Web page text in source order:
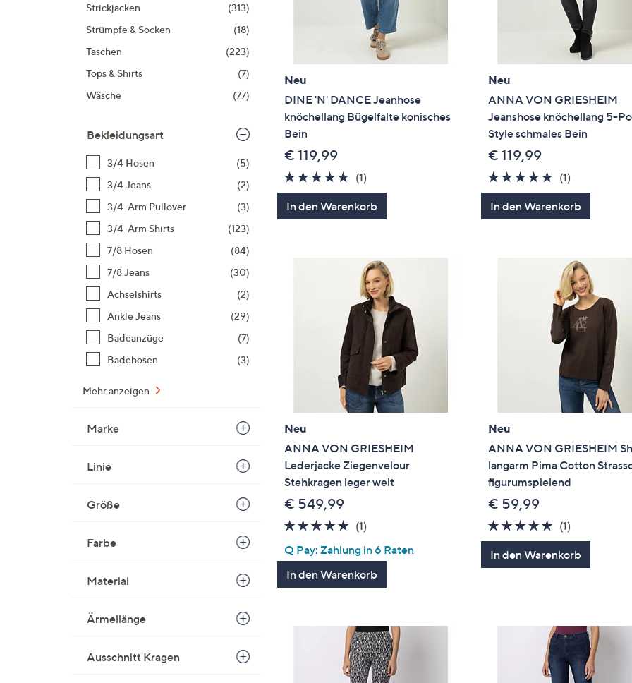
Strickjacken
(313)
Strümpfe & Socken
(18)
Taschen
(223)
Tops & Shirts
(7)
Wäsche
(77)
Bekleidungsart
3/4 Hosen
(5)
3/4 Jeans
(2)
3/4-Arm Pullover
(3)
3/4-Arm Shirts
(123)
7/8 Hosen
(84)
7/8 Jeans
(30)
Achselshirts
(2)
Ankle Jeans
(29)
Badeanzüge
(7)
Badehosen
(3)
Mehr anzeigen
Marke
Linie
Größe
Farbe
Material
Ärmellänge
Ausschnitt Kragen
Neu
DINE 'N' DANCE Jeanhose
knöchellang Bügelfalte konisches
Bein
€ 119,99
5.0
von
5
(1)1
Bewertungen
In den Warenkorb
Neu
ANNA VON GRIESHEIM
Jeanshose knöchellang 5-
Style schmales Bein
€ 119,99
5.0
von
5
(1)
Bewertungen
In den Warenkorb
Neu
ANNA VON GRIESHEIM
Lederjacke Ziegenvelour
Stehkragen leger weit
€ 549,99
5.0
5
(1)1
Q Pay: Zahlung in 6 Raten
In den Warenkorb
Neu
ANNA VON GRIESHEIM
langarm Pima Cotton
figurumspielend
€ 59,99
5.0
von
5
(1)
Bewertungen
In den Warenkorb